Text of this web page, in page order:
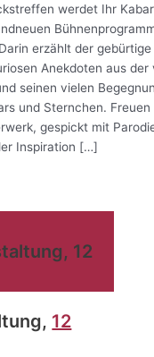
werdet Ihr
erzählt der
Anekdoten aus
seinen vielen
und Sternchen.
gespickt mit
Inspiration […]
12
12